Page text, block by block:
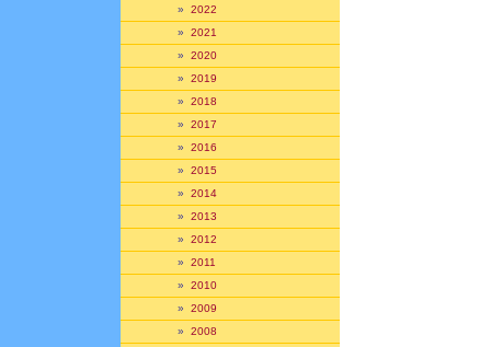
» 2022
» 2021
» 2020
» 2019
» 2018
» 2017
» 2016
» 2015
» 2014
» 2013
» 2012
» 2011
» 2010
» 2009
» 2008